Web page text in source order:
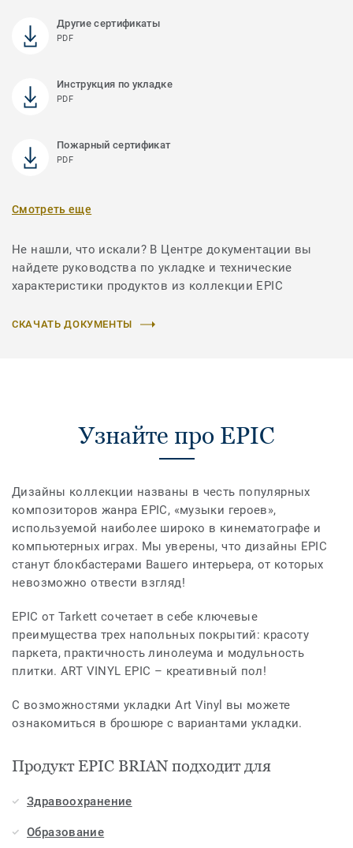
Другие сертификаты
PDF
Инструкция по укладке
PDF
Пожарный сертификат
PDF
Смотреть еще
Не нашли, что искали? В Центре документации вы
найдете руководства по укладке и технические
характеристики продуктов из коллекции EPIC
СКАЧАТЬ ДОКУМЕНТЫ
Узнайте про EPIC
Дизайны коллекции названы в честь популярных
композиторов жанра EPIC, «музыки героев»,
используемой наиболее широко в кинематографе и
компьютерных играх. Мы уверены, что дизайны EPIC
станут блокбастерами Вашего интерьера, от которых
невозможно отвести взгляд!
EPIC от Tarkett сочетает в себе ключевые
преимущества трех напольных покрытий: красоту
паркета, практичность линолеума и модульность
плитки. ART VINYL EPIC – креативный пол!
С возможностями укладки Art Vinyl вы можете
ознакомиться в брошюре с вариантами укладки.
Продукт EPIC BRIAN подходит для
Здравоохранение
Образование